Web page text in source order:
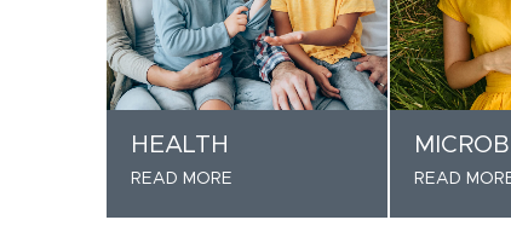
HEALTH
READ MORE READ